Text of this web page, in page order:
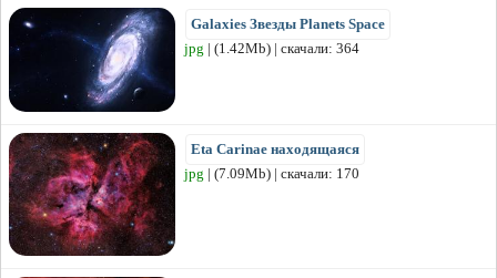
Galaxies Звезды Planets Space
jpg | (1.42Mb) | скачали: 364
Eta Carinae находящаяся
jpg | (7.09Mb) | скачали: 170